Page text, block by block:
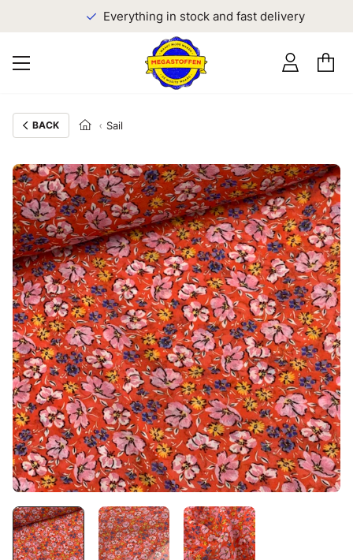
Everything in stock and fast delivery
BACK Sail